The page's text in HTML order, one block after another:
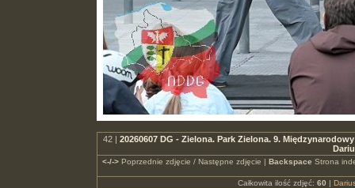
42 | 20260607 DG - Zielona. Park Zielona. 9.
<-/->Poprzednie zdjęcie / Następne zdjęcie | Backspace Strona
Całkowita ilość zdjęć: 60 |